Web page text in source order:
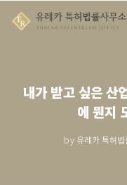
내가 받고 싶은 산
에 뭔지
by 유레카 특허